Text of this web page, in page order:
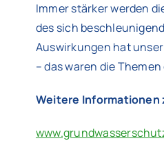
Immer stärker werden
des sich
Auswirkungen hat
– das waren die
Weitere